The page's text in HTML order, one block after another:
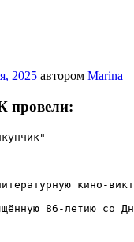
2025 автором Marina
провели:
кино-
86-летию со